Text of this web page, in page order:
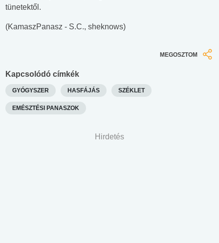
tünetektől.
(KamaszPanasz - S.C., sheknows)
MEGOSZTOM
Kapcsolódó címkék
GYÓGYSZER HASFÁJÁS SZÉKLET
EMÉSZTÉSI PANASZOK
Hirdetés